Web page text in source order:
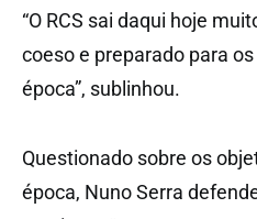
“O RCS sai daqui hoje
coeso e preparado para
época”, sublinhou.
Questionado sobre os
época, Nuno Serra